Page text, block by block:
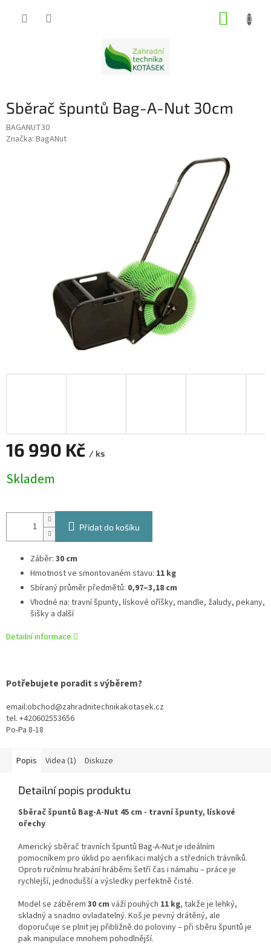
Sběrač špuntů Bag-A-Nut 30cm
BAGANUT30
Značka: BagANut
16 990 Kč / ks
cena:
Skladem
Přidat do košíku
Záběr: 30 cm
Hmotnost ve smontovaném stavu: 11 kg
Sbíraný průměr předmětů: 0,97–3,18 cm
Vhodné na: travní špunty, lískové oříšky, mandle, žaludy, pekany,
šišky a další
Detailní informace
Potřebujete poradit s výběrem?
email:obchod@zahradnitechnikakotasek.cz
tel. +420602553656
Po-Pa 8-18
Popis Videa (1) Diskuze
Detailní popis produktu
Sběrač špuntů Bag-A-Nut 45 cm - travní špunty, lískové
ořechy
Americký sběrač travních špuntů Bag-A-Nut je ideálním
pomocníkem pro úklid po aerifikaci malých a středních trávníků.
Oproti ručnímu hrabání hráběmi šetří čas i námahu – práce je
rychlejší, jednodušší a výsledky perfektně čisté.
Model se záběrem 30 cm váží pouhých 11 kg, takže je lehký,
skladný a snadno ovladatelný. Koš je pevný drátěný, ale
doporučuje se plnit jej přibližně do poloviny – při sběru špuntů je
pak manipulace mnohem pohodlnější.